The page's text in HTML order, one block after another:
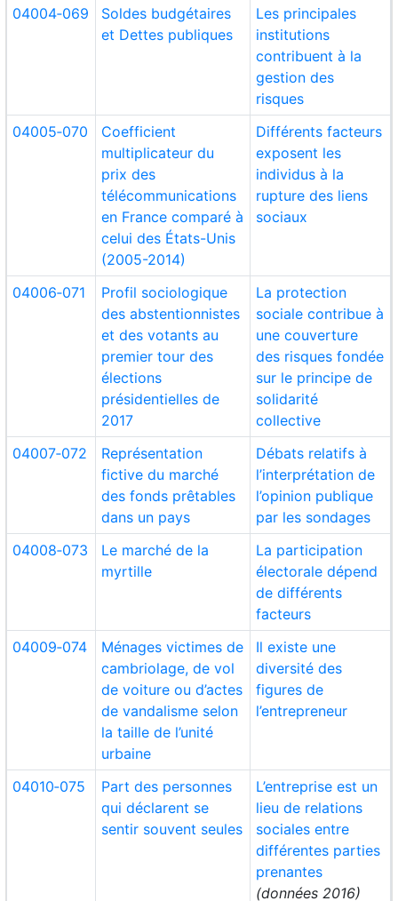
04004‑069
Soldes budgétaires
et Dettes publiques
Les principales
institutions
contribuent à la
gestion des
risques
04005‑070
Coefficient
multiplicateur du
prix des
télécommunications
en France comparé à
celui des États-Unis
(2005-2014)
Différents facteurs
exposent les
individus à la
rupture des liens
sociaux
04006‑071
Profil sociologique
des abstentionnistes
et des votants au
premier tour des
élections
présidentielles de
2017
La protection
sociale contribue à
une couverture
des risques fondée
sur le principe de
solidarité
collective
04007‑072
Représentation
fictive du marché
des fonds prêtables
dans un pays
Débats relatifs à
l’interprétation de
l’opinion publique
par les sondages
04008‑073
Le marché de la
myrtille
La participation
électorale dépend
de différents
facteurs
04009‑074
Ménages victimes de
cambriolage, de vol
de voiture ou d’actes
de vandalisme selon
la taille de l’unité
urbaine
Il existe une
diversité des
figures de
l’entrepreneur
04010‑075
Part des personnes
qui déclarent se
sentir souvent seules
L’entreprise est un
lieu de relations
sociales entre
différentes parties
prenantes
(données 2016)